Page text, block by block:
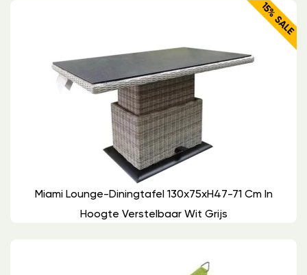
15% SALE
Miami Lounge-Diningtafel 130x75xH47-71 Cm In
Hoogte Verstelbaar Wit Grijs